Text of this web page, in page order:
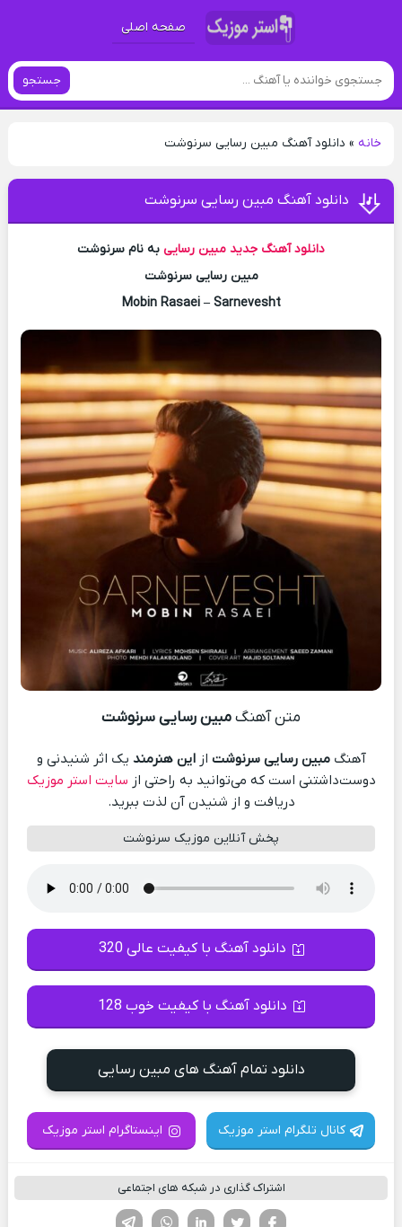
صفحه اصلی
جستجو
خانه» دانلود آهنگ مبین رسایی سرنوشت
دانلود آهنگ مبین رسایی سرنوشت
دانلود آهنگ جدید مبین رسایی به نام سرنوشت
مبین رسایی سرنوشت
Mobin Rasaei – Sarnevesht
متن آهنگمبین رسایی سرنوشت
آهنگمبین رسایی سرنوشت ازاین هنرمند یک اثر شنیدنی و
دوست‌داشتنی است که می‌توانید به راحتی از سایت استر موزیک
دریافت و از شنیدن آن لذت ببرید.
پخش آنلاین موزیک سرنوشت
دانلود آهنگ با کیفیت عالی 320
دانلود آهنگ با کیفیت خوب 128
دانلود تمام آهنگ های مبین رسایی
کانال تلگرام استر موزیک اینستاگرام استر موزیک
اشتراک گذاری در شبکه های اجتماعی
لینکدین تویتر
فیسوک